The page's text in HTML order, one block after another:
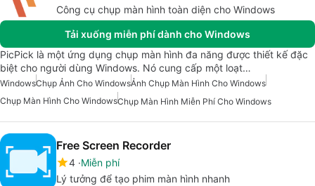
Công cụ chụp màn hình toàn diện cho Windows
Tải xuống miễn phí dành cho Windows
PicPick là một ứng dụng chụp màn hình đa năng được thiết kế đặc
biệt cho người dùng Windows. Nó cung cấp một loạt…
WindowsChụp Ảnh Cho WindowsẢnh Chụp Màn Hình Cho Windows
Chụp Màn Hình Cho WindowsChụp Màn Hình Miễn Phí Cho Windows
Free Screen Recorder
4 Miễn phí
Lý tưởng để tạo phim màn hình nhanh